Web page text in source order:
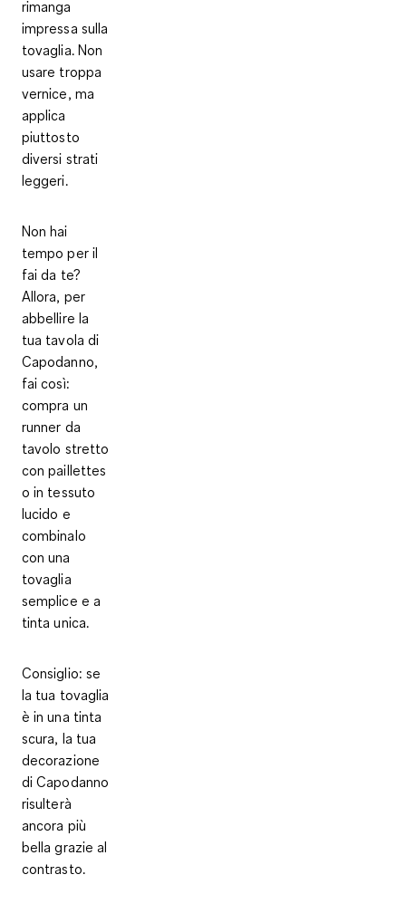
rimanga
impressa sulla
tovaglia. Non
usare troppa
vernice, ma
applica
piuttosto
diversi strati
leggeri.
Non hai
tempo per il
fai da te?
Allora, per
abbellire la
tua tavola di
Capodanno,
fai così:
compra un
runner da
tavolo stretto
con paillettes
o in tessuto
lucido e
combinalo
con una
tovaglia
semplice e a
tinta unica.
Consiglio: se
la tua tovaglia
è in una tinta
scura, la tua
decorazione
di Capodanno
risulterà
ancora più
bella grazie al
contrasto.